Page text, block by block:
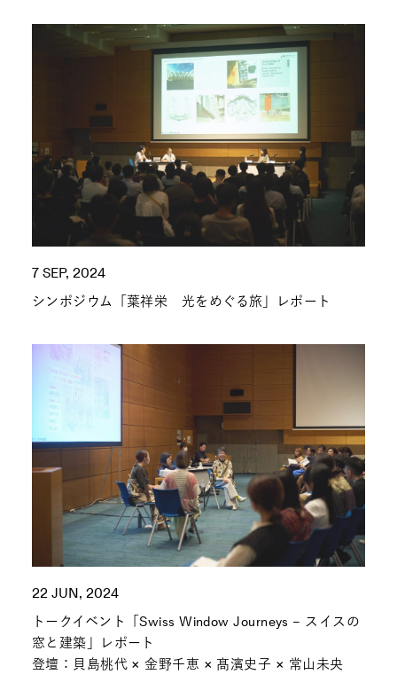
7 SEP, 2024
シンポジウム「葉祥栄 光をめぐる旅」レポート
22 JUN, 2024
トークイベント「Swiss Window Journeys – スイスの
窓と建築」レポート
登壇：貝島桃代 × 金野千恵 × 髙濱史子 × 常山未央